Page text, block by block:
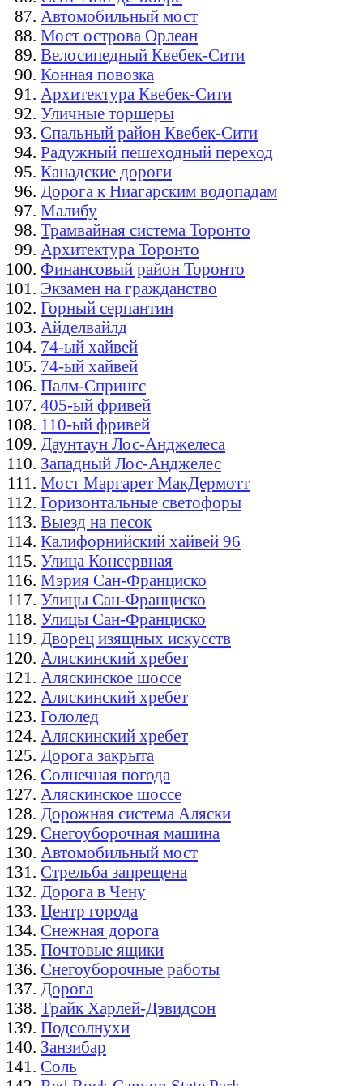
Автомобильный мост
Мост острова Орлеан
Велосипедный Квебек-Сити
Конная повозка
Архитектура Квебек-Сити
Уличные торшеры
Спальный район Квебек-Сити
Радужный пешеходный переход
Канадские дороги
Дорога к Ниагарским водопадам
Малибу
Трамвайная система Торонто
Архитектура Торонто
Финансовый район Торонто
Экзамен на гражданство
Горный серпантин
Айделвайлд
74-ый хайвей
74-ый хайвей
Палм-Спрингс
405-ый фривей
110-ый фривей
Даунтаун Лос-Анджелеса
Западный Лос-Анджелес
Мост Маргарет МакДермотт
Горизонтальные светофоры
Выезд на песок
Калифорнийский хайвей 96
Улица Консервная
Мэрия Сан-Франциско
Улицы Сан-Франциско
Улицы Сан-Франциско
Дворец изящных искусств
Аляскинский хребет
Аляскинское шоссе
Аляскинский хребет
Гололед
Аляскинский хребет
Дорога закрыта
Солнечная погода
Аляскинское шоссе
Дорожная система Аляски
Снегоуборочная машина
Автомобильный мост
Стрельба запрещена
Дорога в Чену
Центр города
Снежная дорога
Почтовые ящики
Снегоуборочные работы
Дорога
Трайк Харлей-Дэвидсон
Подсолнухи
Занзибар
Соль